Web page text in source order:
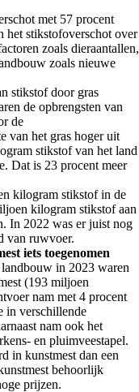
met 57 procent
het stikstofoverschot over
zoals dieraantallen,
zoals nieuwe
stikstof door gras
de opbrengsten van
de
van het gras hoger uit
stikstof van het land
Dat is 23 procent meer
kilogram stikstof in de
kilogram stikstof aan
In 2022 was er juist nog
van ruwvoer.
iets toegenomen
in 2023 waren
(193 miljoen
nam met 4 procent
in verschillende
nam ook het
en pluimveestapel.
in kunstmest dan een
behoorlijk
prijzen.